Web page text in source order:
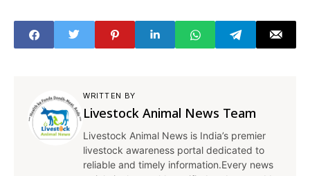
WRITTEN BY
Livestock Animal News Team
Livestock Animal News is India’s premier
livestock awareness portal dedicated to
reliable and timely information.Every news